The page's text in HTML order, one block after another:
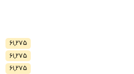
۶۱,۲۷۵
۶۱,۲۷۵
۶۱,۲۷۵